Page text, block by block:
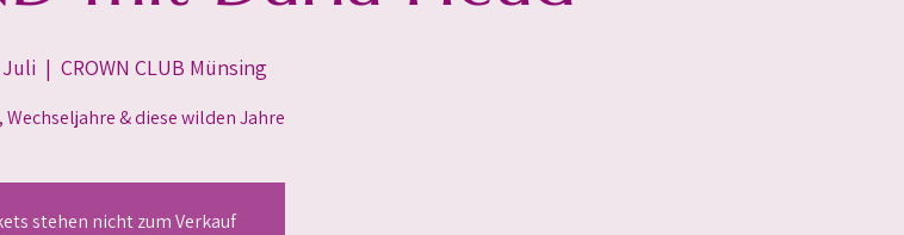
Juli
  |
CROWN CLUB Münsing
& diese wilden Jahre
stehen nicht zum Verkauf